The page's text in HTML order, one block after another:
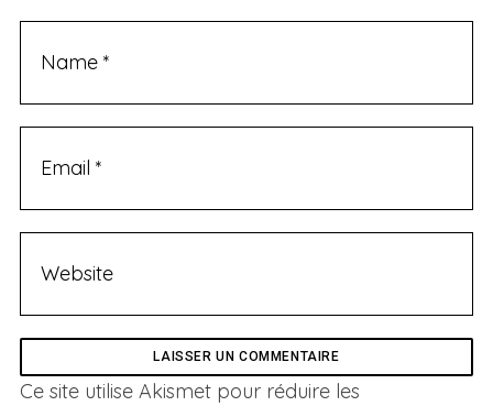
Ce site utilise Akismet pour réduire les